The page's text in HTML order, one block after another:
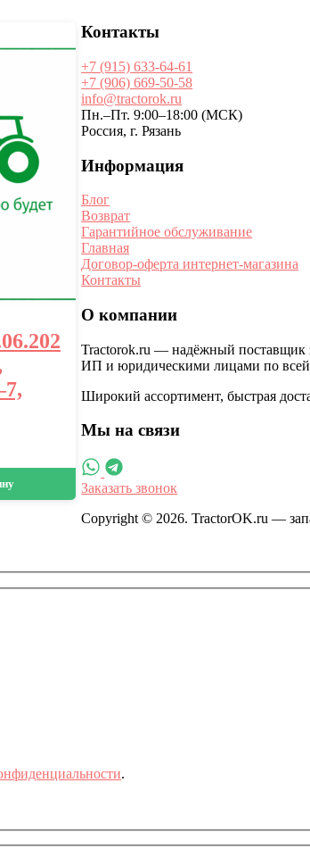
Контакты
+7 (915) 633-64-61
+7 (906) 669-50-58
info@tractorok.ru
Пн.–Пт. 9:00–18:00 (МСК)
Россия, г. Рязань
Информация
Блог
Возврат
Гарантийное обслуживание
Главная
Договор-оферта интернет-магазина
Контакты
О компании
Tractorok.ru — надёжный поставщик
ИП и юридическими лицами по всей
Широкий ассортимент, быстрая
Мы на связи
Заказать звонок
Copyright © 2026. TractorOK.ru —
.